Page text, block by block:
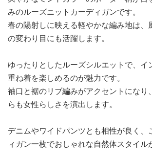
みのルーズニットカーディガンです。
春の陽射しに映える軽やかな編み地は、
の変わり目にも活躍します。
ゆったりとしたルーズシルエットで、イ
重ね着を楽しめるのが魅力です。
袖口と裾のリブ編みがアクセントになり
らも女性らしさを演出します。
デニムやワイドパンツとも相性が良く、
ィガン一枚でおしゃれな自然体スタイル